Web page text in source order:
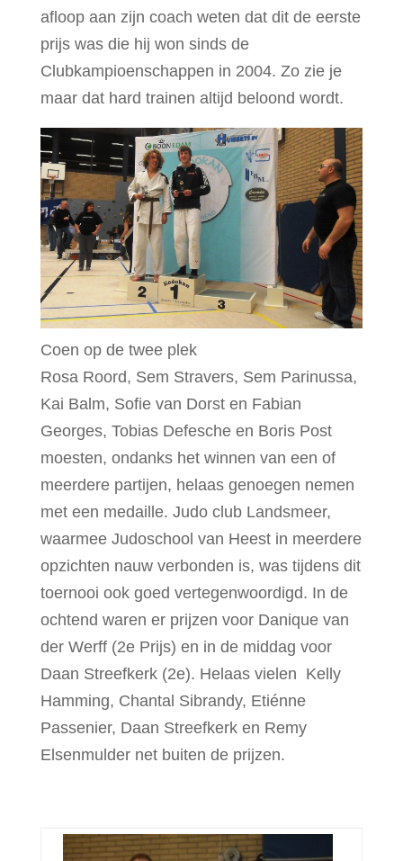
afloop aan zijn coach weten dat dit de eerste
prijs was die hij won sinds de
Clubkampioenschappen in 2004. Zo zie je
maar dat hard trainen altijd beloond wordt.
Coen op de twee plek
Rosa Roord, Sem Stravers, Sem Parinussa,
Kai Balm, Sofie van Dorst en Fabian
Georges, Tobias Defesche en Boris Post
moesten, ondanks het winnen van een of
meerdere partijen, helaas genoegen nemen
met een medaille. Judo club Landsmeer,
waarmee Judoschool van Heest in meerdere
opzichten nauw verbonden is, was tijdens dit
toernooi ook goed vertegenwoordigd. In de
ochtend waren er prijzen voor Danique van
der Werff (2e Prijs) en in de middag voor
Daan Streefkerk (2e). Helaas vielen Kelly
Hamming, Chantal Sibrandy, Etiénne
Passenier, Daan Streefkerk en Remy
Elsenmulder net buiten de prijzen.